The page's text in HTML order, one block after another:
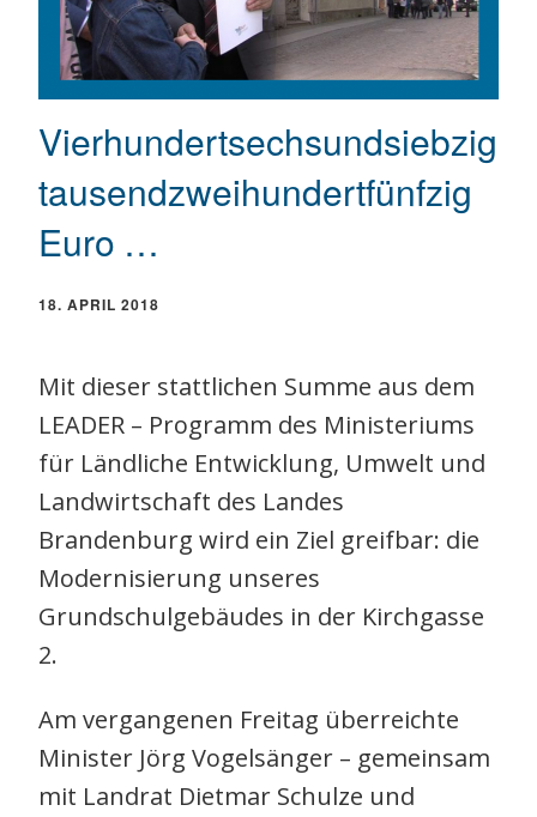
Vierhundertsechsundsiebzig
tausendzweihundertfünfzig
Euro …
18. APRIL 2018
Mit dieser stattlichen Summe aus dem
LEADER – Programm des Ministeriums
für Ländliche Entwicklung, Umwelt und
Landwirtschaft des Landes
Brandenburg wird ein Ziel greifbar: die
Modernisierung unseres
Grundschulgebäudes in der Kirchgasse
2.
Am vergangenen Freitag überreichte
Minister Jörg Vogelsänger – gemeinsam
mit Landrat Dietmar Schulze und